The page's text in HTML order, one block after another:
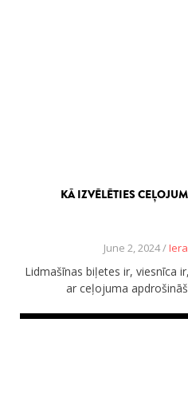
KĀ IZVĒLĒTIES
June 2, 2024 /
Lidmašīnas biļetes ir, viesnīca
ar ceļojuma